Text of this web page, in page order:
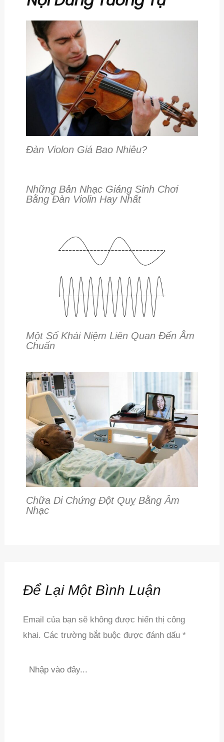
Đàn Violon Giá Bao Nhiêu?
Những Bản Nhạc Giáng Sinh Chơi
Bằng Đàn Violin Hay Nhất
Một Số Khái Niệm Liên Quan Đến Âm
Chuẩn
Chữa Di Chứng Đột Quỵ Bằng Âm
Nhạc
Để Lại Một Bình Luận
Email của bạn sẽ không được hiển thị công
khai. Các trường bắt buộc được đánh dấu *